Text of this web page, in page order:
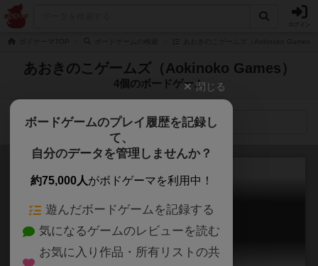
あおきのこゲームズ（Aokinoko Games）
4個のボードゲーム
検索メニュー
榎コロ拡張
Eno Koro: Expantion
閉じる
ボードゲームのプレイ履歴を記録し
て、
自分のデータを管理しませんか？
約75,000人がボドゲーマを利用中！
遊んだボードゲームを記録する
気になるゲームのレビューを読む
お気に入り作品・所有リストの共